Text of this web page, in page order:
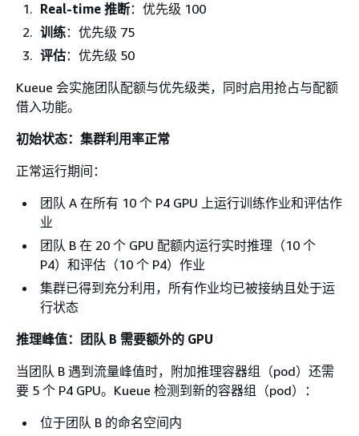
Real-time 推断：优先级 100
训练：优先级 75
评估：优先级 50
Kueue 会实施团队配额与优先级类，同时启用抢占与配额
借入功能。
初始状态：集群利用率正常
正常运行期间：
团队 A 在所有 10 个 P4 GPU 上运行训练作业和评估作
业
团队 B 在 20 个 GPU 配额内运行实时推理（10 个
P4）和评估（10 个 P4）作业
集群已得到充分利用，所有作业均已被接纳且处于运
行状态
推理峰值：团队 B 需要额外的 GPU
当团队 B 遇到流量峰值时，附加推理容器组（pod）还需
要 5 个 P4 GPU。Kueue 检测到新的容器组（pod）：
位于团队 B 的命名空间内